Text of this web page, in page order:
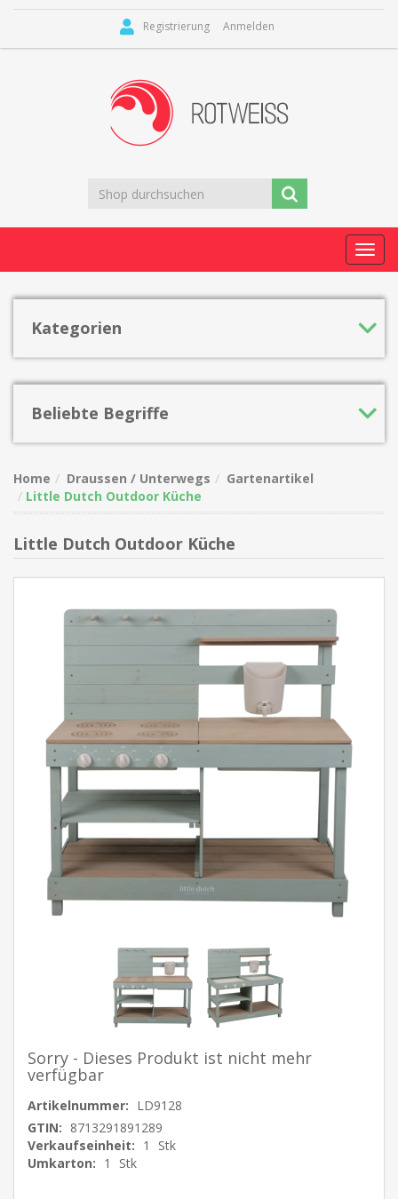
Registrierung Anmelden
Kategorien
Beliebte Begriffe
Home Draussen / Unterwegs
Gartenartikel
Little Dutch Outdoor Küche
Little Dutch Outdoor Küche
Sorry - Dieses Produkt ist nicht mehr
verfügbar
Artikelnummer: LD9128
GTIN: 8713291891289
Verkaufseinheit: 1
Stk
Umkarton: 1 Stk